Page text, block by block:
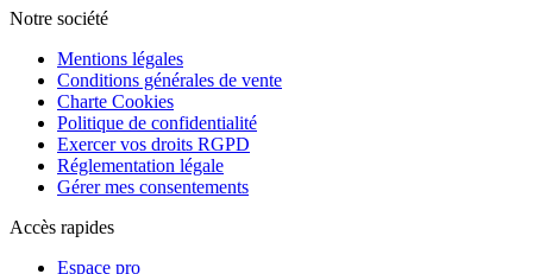
Notre société
Mentions légales
Conditions générales de vente
Charte Cookies
Politique de confidentialité
Exercer vos droits RGPD
Réglementation légale
Gérer mes consentements
Accès rapides
Espace pro